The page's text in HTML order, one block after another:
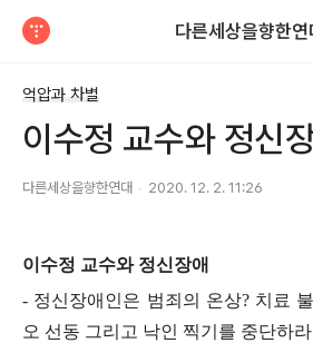
다른세상을향한연
억압과 차별
이수정 교수와 정신
다른세상을향한연대 2020. 12. 2. 11:26
이수정 교수와 정신장애
- 정신장애인은 범죄의 온상? 치료
오 선동 그리고 낙인 찍기를 중단하라